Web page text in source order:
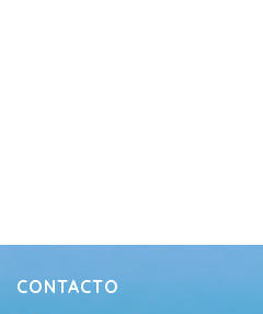
CONTACTO